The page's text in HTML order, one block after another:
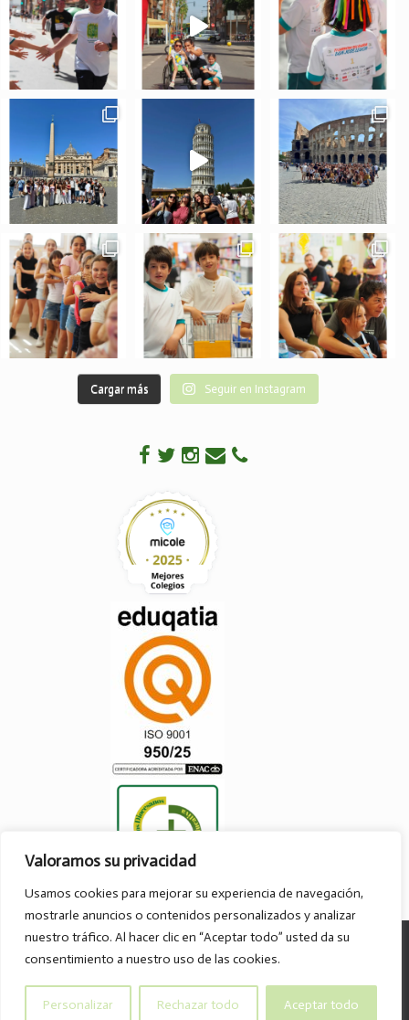
Valoramos su privacidad
Usamos cookies para mejorar su experiencia de navegación,
mostrarle anuncios o contenidos personalizados y analizar
nuestro tráfico. Al hacer clic en “Aceptar todo” usted da su
consentimiento a nuestro uso de las cookies.
Personalizar Rechazar todo Aceptar todo
Cargar más Seguir en Instagram
© Col·legi Parroquial D. José Lluch - 2026
Tel. 96.185.59.85
info@col-legiparroquialdonjoselluch.es